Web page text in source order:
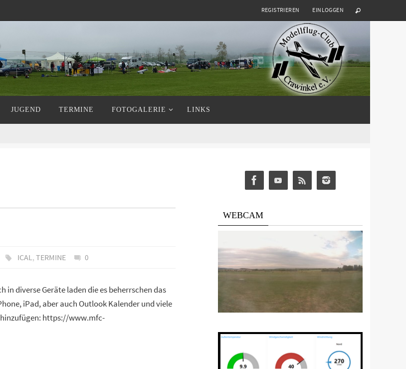
REGISTRIEREN EINLOGGEN
JUGEND TERMINE FOTOGALERIE LINKS
ICAL, TERMINE 0
in diverse Geräte laden die es beherrschen das
iPad, aber auch Outlook Kalender und viele
hinzufügen: https://www.mfc-
WEBCAM